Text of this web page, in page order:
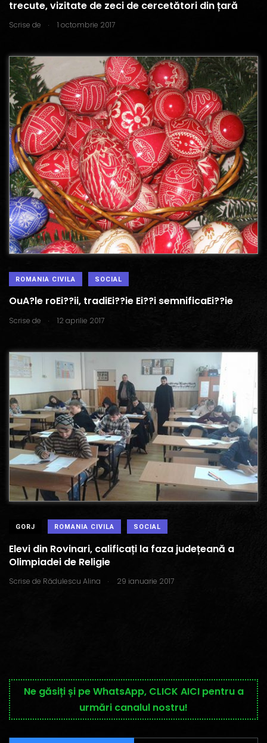
trecute, vizitate de zeci de cercetători din țară
Scrise de . 1 octombrie 2017
ROMANIA CIVILA SOCIAL
OuA?le roEi??ii, tradiEi??ie Ei??i semnificaEi??ie
Scrise de . 12 aprilie 2017
GORJ ROMANIA CIVILA SOCIAL
Elevi din Rovinari, calificați la faza județeană a
Olimpiadei de Religie
Scrise de Rădulescu Alina . 29 ianuarie 2017
Ne găsiți și pe WhatsApp, CLICK AICI pentru a
urmări canalul nostru!